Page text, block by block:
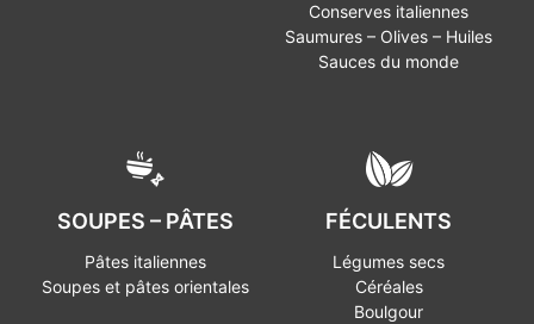
Conserves italiennes
Saumures – Olives – Huiles
Sauces du monde
SOUPES – PÂTES
Pâtes italiennes
Soupes et pâtes orientales
FÉCULENTS
Légumes secs
Céréales
Boulgour